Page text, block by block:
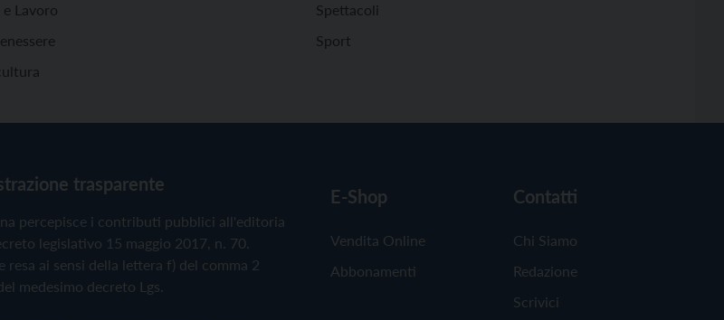
e Lavoro
Spettacoli
Sport
trasparente
percepisce i contributi pubblici all'editoria
legislativo 15 maggio 2017, n. 70.
resa ai sensi della lettera f) del comma 2
medesimo decreto Lgs.
E-Shop
Vendita Online
Abbonamenti
Contatti
Chi Siamo
Redazione
Scrivici